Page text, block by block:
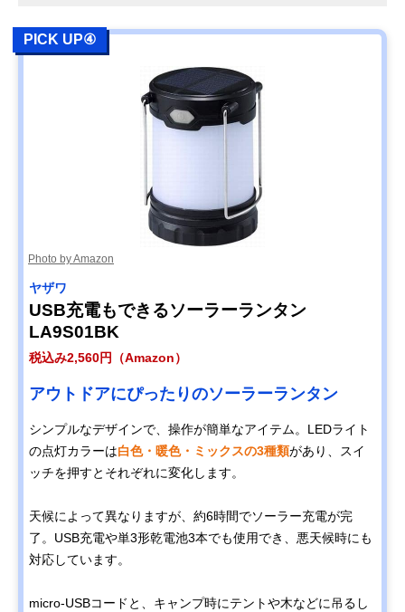
PICK UP④
Photo by Amazon
ヤザワ
USB充電もできるソーラーランタン
LA9S01BK
税込み2,560円（Amazon）
アウトドアにぴったりのソーラーランタン
シンプルなデザインで、操作が簡単なアイテム。LEDライト
の点灯カラーは白色・暖色・ミックスの3種類があり、スイ
ッチを押すとそれぞれに変化します。
天候によって異なりますが、約6時間でソーラー充電が完
了。USB充電や単3形乾電池3本でも使用でき、悪天候時にも
対応しています。
micro-USBコードと、キャンプ時にテントや木などに吊るし